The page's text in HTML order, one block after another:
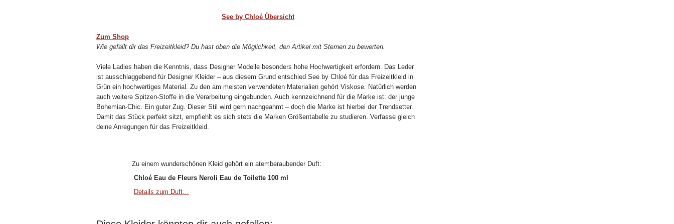
See by Chloé Übersicht
Zum Shop
Wie gefällt dir das Freizeitkleid? Du hast oben die Möglichkeit, den Artikel mit Sternen zu bewerten.
Viele Ladies haben die Kenntnis, dass Designer Modelle besonders hohe Hochwertigkeit erfordern. Das Leder
ist ausschlaggebend für Designer Kleider – aus diesem Grund entschied See by Chloé für das Freizeitkleid in
Grün ein hochwertiges Material. Zu den am meisten verwendeten Materialien gehört Viskose. Natürlich werden
auch weitere Spitzen-Stoffe in die Verarbeitung eingebunden. Auch kennzeichnend für die Marke ist: der junge
Bohemian-Chic. Ein guter Zug. Dieser Stil wird gern nachgeahmt – doch die Marke ist hierbei der Trendsetter.
Damit das Stück perfekt sitzt, empfiehlt es sich stets die Marken Größentabelle zu studieren. Verfasse gleich
deine Anregungen für das Freizeitkleid.
Zu einem wunderschönen Kleid gehört ein atemberaubender Duft:
Chloé Eau de Fleurs Neroli Eau de Toilette 100 ml
Details zum Duft…